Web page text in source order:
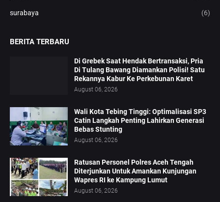
surabaya (6)
BERITA TERBARU
Di Grebek Saat Hendak Bertransaksi, Pria
Di Tulang Bawang Diamankan Polisi! Satu
Rekannya Kabur Ke Perkebunan Karet
August 06, 2026
Wali Kota Tebing Tinggi: Optimalisasi SP3
Catin Langkah Penting Lahirkan Generasi
Bebas Stunting
August 06, 2026
Ratusan Personel Polres Aceh Tengah
Diterjunkan Untuk Amankan Kunjungan
Wapres RI ke Kampung Lumut
August 06, 2026